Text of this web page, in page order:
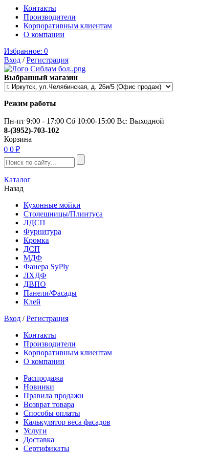
Контакты
Производители
Корпоративным клиентам
О компании
Избранное: 0
Вход /Регистрация
Выбранный магазин
Режим работы
Пн-пт 9:00 - 17:00 Сб 10:00-15:00 Вс: Выходной
8-(3952)-703-102
Корзина
0 0 ₽
Каталог
Назад
Кухонные мойки
Столешницы/Плинтуса
ЛДСП
Фурнитура
Кромка
ДСП
МДФ
Фанера SyPly
ЛХДФ
ДВПО
Панели/Фасады
Клей
Вход /Регистрация
Контакты
Производители
Корпоративным клиентам
О компании
Распродажа
Новинки
Правила продажи
Возврат товара
Способы оплаты
Калькулятор веса фасадов
Услуги
Доставка
Сертификаты